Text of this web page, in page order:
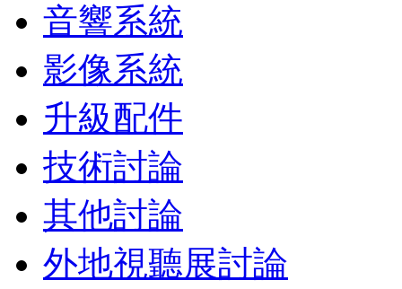
音響系統
影像系統
升級配件
技術討論
其他討論
外地視聽展討論